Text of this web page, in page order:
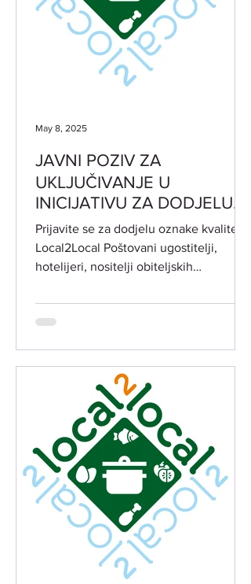
JAVNI POZIV ZA
UKLJUČIVANJE U
INICIJATIVU ZA DODJELU
OZNAKE KVALITETE
Local2Local
Prijavite se za dodjelu oznake kvalitete
Local2Local Poštovani ugostitelji,
hotelijeri, nositelji obiteljskih
May 8, 2025